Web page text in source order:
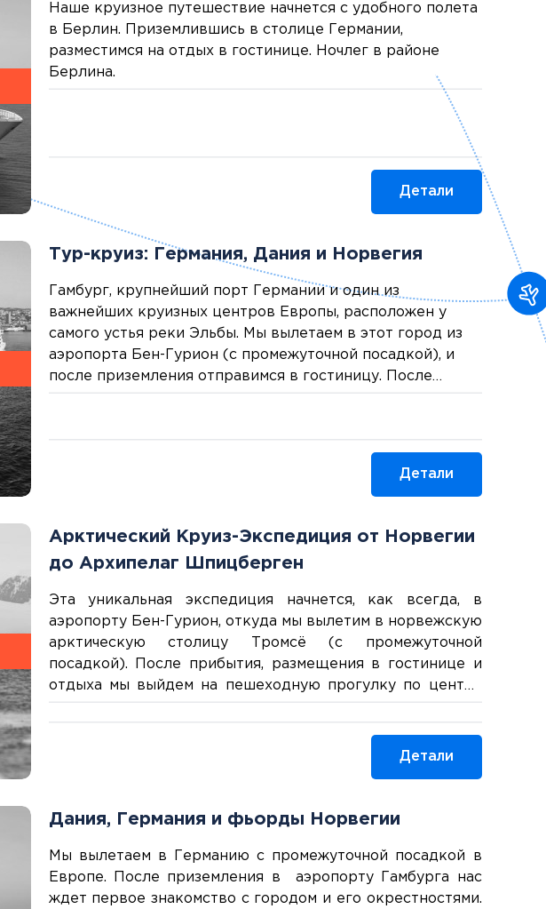
Наше круизное путешествие начнется с удобного полета
в Берлин. Приземлившись в столице Германии,
разместимся на отдых в гостинице. Ночлег в районе
Берлина.
Детали
Тур-круиз: Германия, Дания и Норвегия
Гамбург, крупнейший порт Германии и один из
важнейших круизных центров Европы, расположен у
самого устья реки Эльбы. Мы вылетаем в этот город из
аэропорта Бен-Гурион (с промежуточной посадкой), и
после приземления отправимся в гостиницу. После
отдыха сможем выйти на первую пешеходную прогулку. 1
Детали
Арктический Круиз-Экспедиция от Норвегии
до Архипелаг Шпицберген
Эта уникальная экспедиция начнется, как всегда, в
аэропорту Бен-Гурион, откуда мы вылетим в норвежскую
арктическую столицу Тромсё (с промежуточной
посадкой). После прибытия, размещения в гостинице и
отдыха мы выйдем на пешеходную прогулку по центру
города, чтобы исследовать оживленную главную улицу,
жемчужинами, увидеть многочисленные памятники и
Детали
Дания, Германия и фьорды Норвегии
Мы вылетаем в Германию с промежуточной посадкой в
Европе. После приземления в аэропорту Гамбурга нас
ждет первое знакомство с городом и его окрестностями.